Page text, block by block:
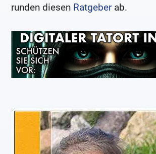
runden diesen Ratgeberab.